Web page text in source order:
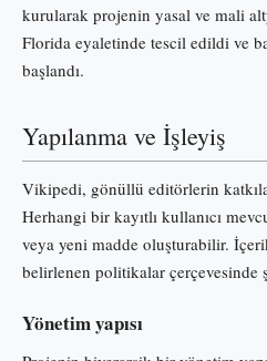
kurularak projenin yasal ve mali
Florida eyaletinde tescil edildi ve
başlandı.
Yapılanma ve İşleyiş
Vikipedi, gönüllü editörlerin
Herhangi bir kayıtlı kullanıcı
veya yeni madde oluşturabilir.
belirlenen politikalar çerçevesinde
Yönetim yapısı